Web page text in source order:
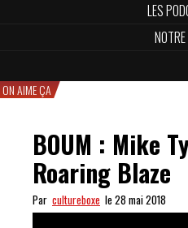
LES
ON AIME ÇA
BOUM : Mike
Roaring Blaze
Par cultureboxe le 28 mai 2018